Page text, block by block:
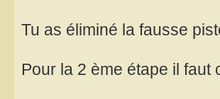
Tu as éliminé la fausse
Pour la 2 ème étape il